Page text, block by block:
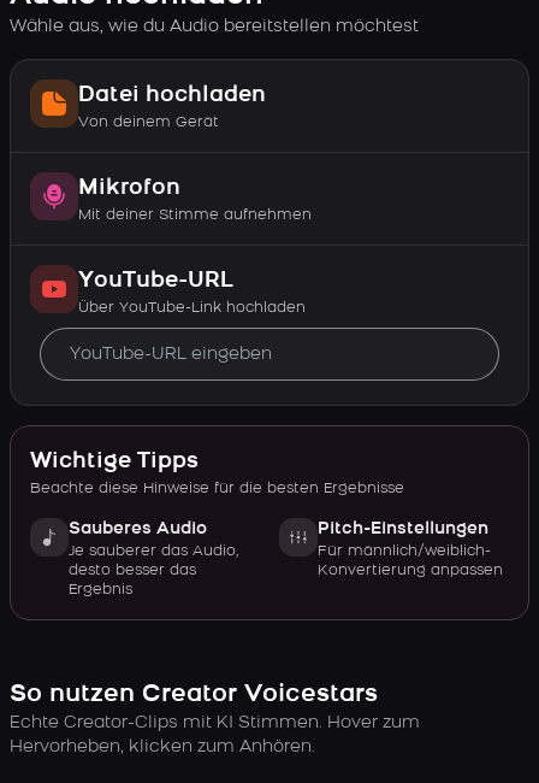
Wähle aus, wie du Audio bereitstellen möchtest
Datei hochladen
Von deinem Gerät
Mikrofon
Mit deiner Stimme aufnehmen
YouTube-URL
Über YouTube-Link hochladen
Wichtige Tipps
Beachte diese Hinweise für die besten Ergebnisse
Sauberes Audio
Je sauberer das Audio,
desto besser das
Ergebnis
Pitch-Einstellungen
Für männlich/weiblich-
Konvertierung anpassen
So nutzen Creator Voicestars
Echte Creator-Clips mit KI Stimmen. Hover zum
Hervorheben, klicken zum Anhören.